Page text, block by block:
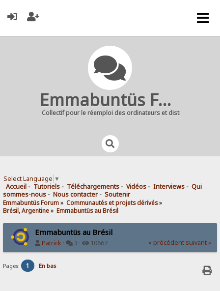
Emmabuntüs Forum
Collectif pour le réemploi des ordinateurs et distribution Linux
Select Language ▼
Accueil - Tutoriels - Téléchargements - Vidéos - Interviews - Qui
sommes-nous - Nous contacter - Soutenir
Emmabuntüs Forum» Communautés et projets dérivés»
Brésil, Argentine» Emmabuntüs au Brésil
Emmabuntüs au Brésil
Patrick · 3 · 10667 « précédent suivant »
Pages: 1 En bas